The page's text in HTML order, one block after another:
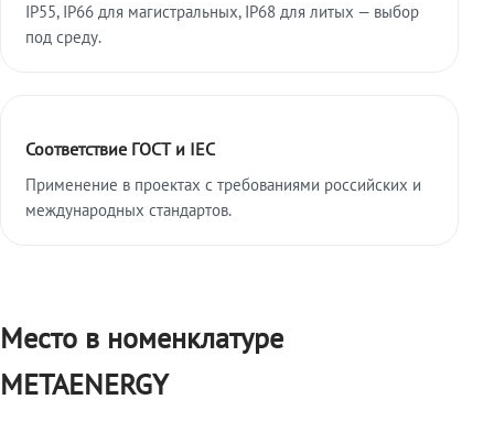
IP55, IP66 для магистральных, IP68 для литых — выбор
под среду.
Соответствие ГОСТ и IEC
Применение в проектах с требованиями российских и
международных стандартов.
Место в номенклатуре
METAENERGY